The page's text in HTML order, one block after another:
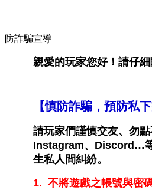
防詐騙宣導
親愛的玩家您好！請仔
【慎防詐騙，預防私
請玩家們謹慎交友、勿
Instagram、Discord …
生私人間糾紛。
1. 不將遊戲之帳號與密